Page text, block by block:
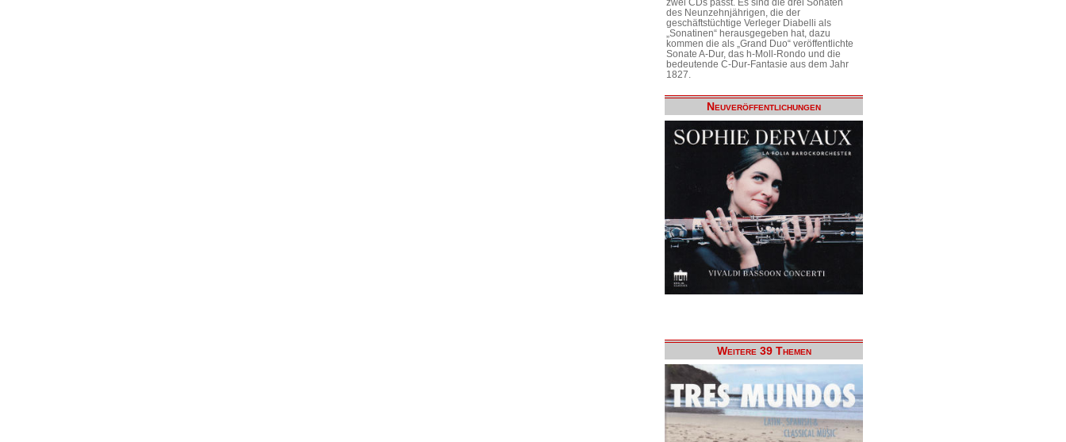
zwei CDs passt. Es sind die drei Sonaten
des Neunzehnjährigen, die der
geschäftstüchtige Verleger Diabelli als
„Sonatinen“ herausgegeben hat, dazu
kommen die als „Grand Duo“ veröffentlichte
Sonate A-Dur, das h-Moll-Rondo und die
bedeutende C-Dur-Fantasie aus dem Jahr
1827.
Neuveröffentlichungen
Weitere 39 Themen